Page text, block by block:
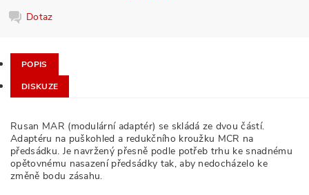
Dotaz
POPIS
DISKUZE
Rusan MAR (modulární adaptér) se skládá ze dvou částí.
Adaptéru na puškohled a redukčního kroužku MCR na
předsádku. Je navržený přesně podle potřeb trhu ke snadnému
opětovnému nasazení předsádky tak, aby nedocházelo ke
změně bodu zásahu.